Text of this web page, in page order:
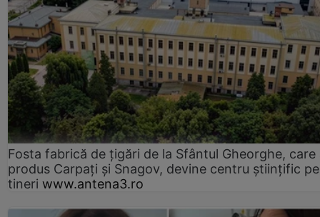
Fosta fabrică de țigări de la Sfântul Gheorghe, care
produs Carpați și Snagov, devine centru științific
tineri www.antena3.ro